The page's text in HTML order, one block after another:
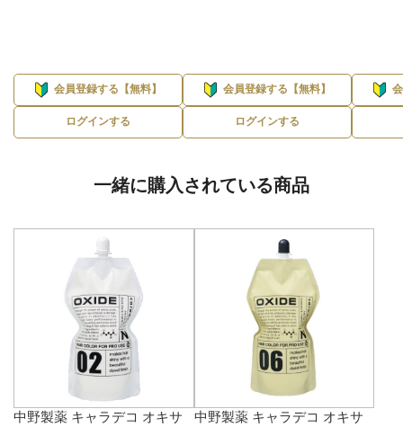
会員登録する【無料】
ログインする
会員登録する【無料】
ログインする
一緒に購入されている商品
中野製薬 キャラデコ オキサ
中野製薬 キャラデコ オキサ